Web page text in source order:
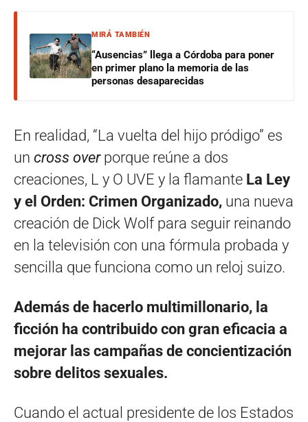
MIRÁ TAMBIÉN
“Ausencias” llega a Córdoba para poner
en primer plano la memoria de las
personas desaparecidas
En realidad, “La vuelta del hijo pródigo” es
un cross overporque reúne a dos
creaciones, L y O UVE y la flamante La Ley
y el Orden: Crimen Organizado, una nueva
creación de Dick Wolf para seguir reinando
en la televisión con una fórmula probada y
sencilla que funciona como un reloj suizo.
Además de hacerlo multimillonario, la
ficción ha contribuido con gran eficacia a
mejorar las campañas de concientización
sobre delitos sexuales.
Cuando el actual presidente de los Estados